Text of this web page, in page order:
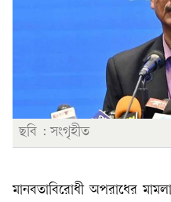
ছবি : সংগৃহীত
মানবতাবিরোধী অপরাধের